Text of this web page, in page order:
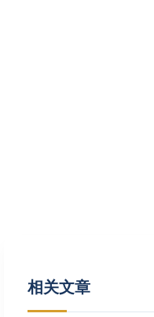
相关文章